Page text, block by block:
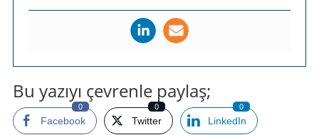
Bu yazıyı çevrenle paylaş;
Facebook
0
Twitter
0
LinkedIn
0